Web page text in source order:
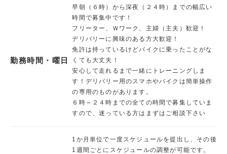
勤務時間・曜日
早朝（６時）から深夜（２４時）までの幅広い
時間で募集中です！
フリーター、Ｗワーク、主婦（主夫）歓迎！
デリバリーに興味のある方大歓迎！
免許は持っているけどバイクに乗ったことがな
くても大丈夫！
安心して走れるまで一緒にトレーニングしま
す！デリバリー用のスマホやバイクは簡単操作
の専用のものがあります。
６時～２４時までの全ての時間で募集していま
すので、迷っている方はまずはご相談下さい
1か月単位で一度スケジュールを提出し、その後
1週間ごとにスケジュールの調整が可能です。